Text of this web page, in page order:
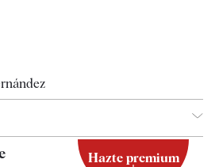
Hazte premium